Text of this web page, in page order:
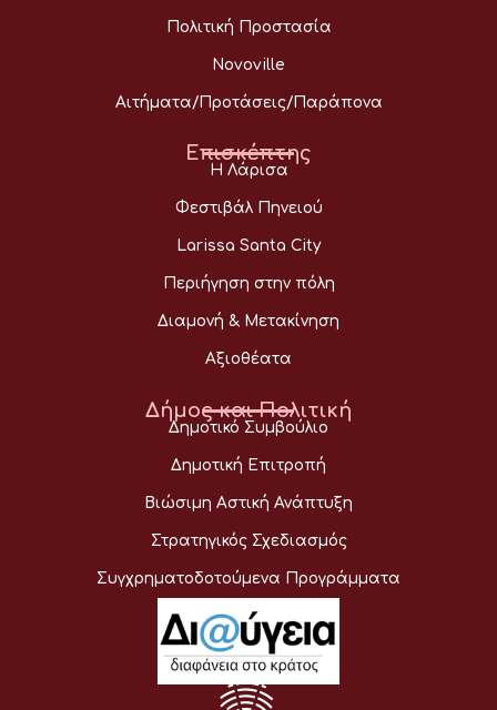
Πολιτική Προστασία
Novoville
Αιτήματα/Προτάσεις/Παράπονα
Επισκέπτης
Η Λάρισα
Φεστιβάλ Πηνειού
Larissa Santa City
Περιήγηση στην πόλη
Διαμονή & Μετακίνηση
Αξιοθέατα
Δήμος και Πολιτική
Δημοτικό Συμβούλιο
Δημοτική Επιτροπή
Βιώσιμη Αστική Ανάπτυξη
Στρατηγικός Σχεδιασμός
Συγχρηματοδοτούμενα Προγράμματα